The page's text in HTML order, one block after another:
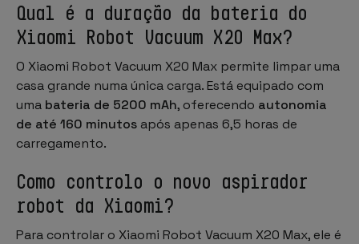
Qual é a duração da bateria do
Xiaomi Robot Vacuum X20 Max?
O Xiaomi Robot Vacuum X20 Max permite limpar uma
casa grande numa única carga. Está equipado com
uma bateria de 5200 mAh, oferecendo autonomia
de até 160 minutos após apenas 6,5 horas de
carregamento.
Como controlo o novo aspirador
robot da Xiaomi?
Para controlar o Xiaomi Robot Vacuum X20 Max, ele é